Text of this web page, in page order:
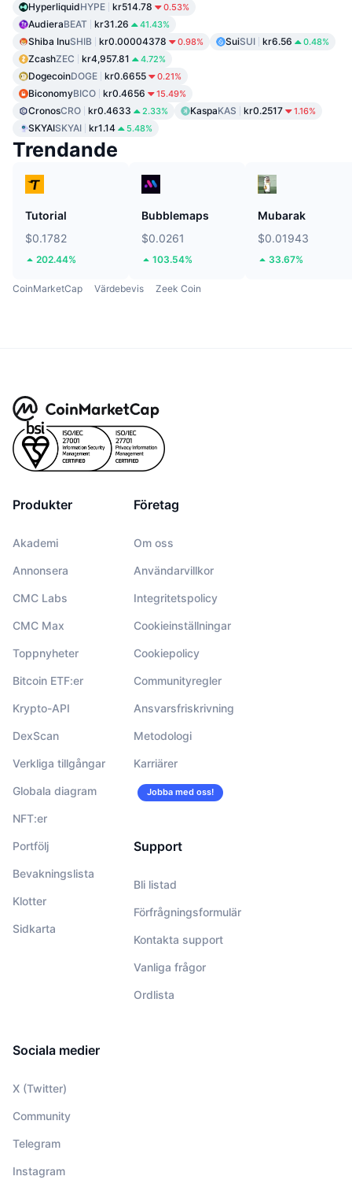
HyperliquidHYPE kr514.78 0.53%
AudieraBEAT kr31.26 41.43%
Shiba InuSHIB kr0.00004378 0.98% SuiSUI kr6.56 0.48%
ZcashZEC kr4,957.81 4.72%
DogecoinDOGE kr0.6655 0.21%
BiconomyBICO kr0.4656 15.49%
CronosCRO kr0.4633 2.33% KaspaKAS kr0.2517 1.16%
SKYAISKYAI kr1.14 5.48%
Trendande
Tutorial
$0.1782
202.44%
Bubblemaps
$0.0261
103.54%
Mubarak
$0.01943
33.67%
CoinMarketCap Värdebevis Zeek Coin
Produkter
Akademi
Annonsera
CMC Labs
CMC Max
Toppnyheter
Bitcoin ETF:er
Krypto-API
DexScan
Verkliga tillgångar
Globala diagram
NFT:er
Portfölj
Bevakningslista
Klotter
Sidkarta
Företag
Om oss
Användarvillkor
Integritetspolicy
Cookieinställningar
Cookiepolicy
Communityregler
Ansvarsfriskrivning
Metodologi
Karriärer
Jobba med oss!
Support
Bli listad
Förfrågningsformulär
Kontakta support
Vanliga frågor
Ordlista
Sociala medier
X (Twitter)
Community
Telegram
Instagram